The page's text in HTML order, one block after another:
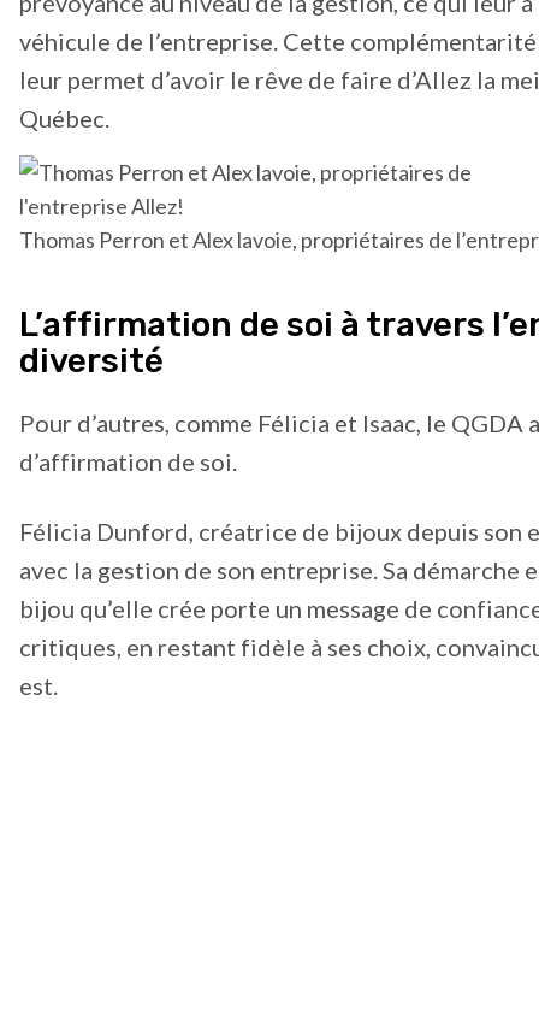
véhicule de l’entreprise. Cette
leur permet d’avoir le rêve de faire d’Allez la
Québec.
Thomas Perron et Alex lavoie, propriétaires de
L’affirmation de soi à travers
diversité
Pour d’autres, comme Félicia et Isaac, le
d’affirmation de soi.
Félicia Dunford, créatrice de bijoux depuis son
avec la gestion de son entreprise. Sa
bijou qu’elle crée porte un message de
critiques, en restant fidèle à ses choix,
est.